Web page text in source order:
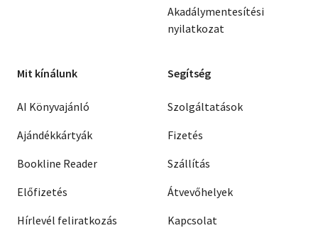
Akadálymentesítési
nyilatkozat
Mit kínálunk
AI Könyvajánló
Ajándékkártyák
Bookline Reader
Előfizetés
Hírlevél feliratkozás
Segítség
Szolgáltatások
Fizetés
Szállítás
Átvevőhelyek
Kapcsolat